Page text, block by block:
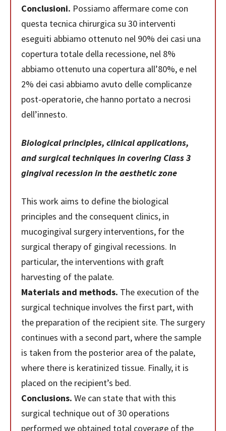
Conclusioni. Possiamo affermare come con
questa tecnica chirurgica su 30 interventi
eseguiti abbiamo ottenuto nel 90% dei casi una
copertura totale della recessione, nel 8%
abbiamo ottenuto una copertura all’80%, e nel
2% dei casi abbiamo avuto delle complicanze
post-operatorie, che hanno portato a necrosi
dell’innesto.
Biological principles, clinical applications,
and surgical techniques in covering Class 3
gingival recession in the aesthetic zone
This work aims to define the biological
principles and the consequent clinics, in
mucogingival surgery interventions, for the
surgical therapy of gingival recessions. In
particular, the interventions with graft
harvesting of the palate.
Materials and methods. The execution of the
surgical technique involves the first part, with
the preparation of the recipient site. The surgery
continues with a second part, where the sample
is taken from the posterior area of ​​the palate,
where there is keratinized tissue. Finally, it is
placed on the recipient’s bed.
Conclusions. We can state that with this
surgical technique out of 30 operations
performed we obtained total coverage of the